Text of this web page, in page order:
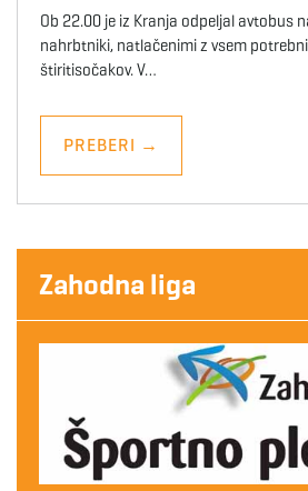
Ob 22.00 je iz Kranja odpeljal avtobus
nahrbtniki, natlačenimi z vsem
štiritisočakov. V…
PREBERI →
Zahodna liga